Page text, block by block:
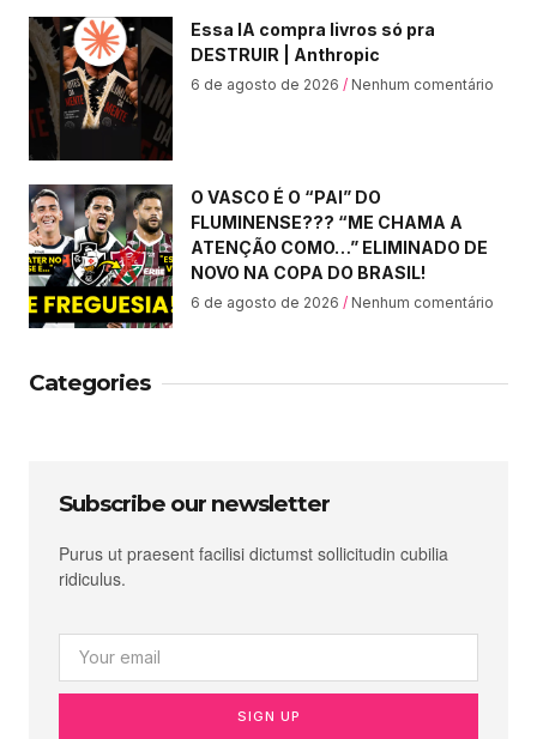
Essa IA compra livros só pra
DESTRUIR | Anthropic
6 de agosto de 2026 Nenhum comentário
O VASCO É O “PAI” DO
FLUMINENSE??? “ME CHAMA A
ATENÇÃO COMO…” ELIMINADO DE
NOVO NA COPA DO BRASIL!
6 de agosto de 2026 Nenhum comentário
Categories
Subscribe our newsletter
Purus ut praesent facilisi dictumst sollicitudin cubilia
ridiculus.
SIGN UP